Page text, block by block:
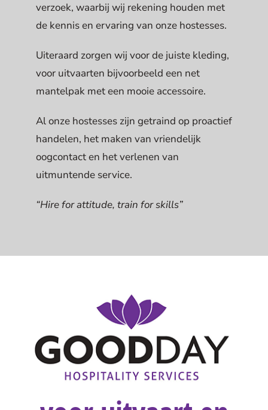
verzoek, waarbij wij rekening houden met
de kennis en ervaring van onze hostesses.
Uiteraard zorgen wij voor de juiste kleding,
voor uitvaarten bijvoorbeeld een net
mantelpak met een mooie accessoire.
Al onze hostesses zijn getraind op proactief
handelen, het maken van vriendelijk
oogcontact en het verlenen van
uitmuntende service.
“Hire for attitude, train for skills”